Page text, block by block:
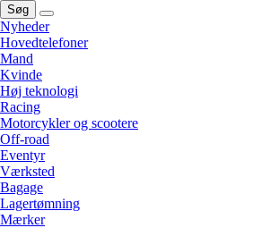
Søg
Nyheder
Hovedtelefoner
Mand
Kvinde
Høj teknologi
Racing
Motorcykler og scootere
Off-road
Eventyr
Værksted
Bagage
Lagertømning
Mærker